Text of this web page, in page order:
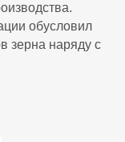
обусловил
зерна наряду с